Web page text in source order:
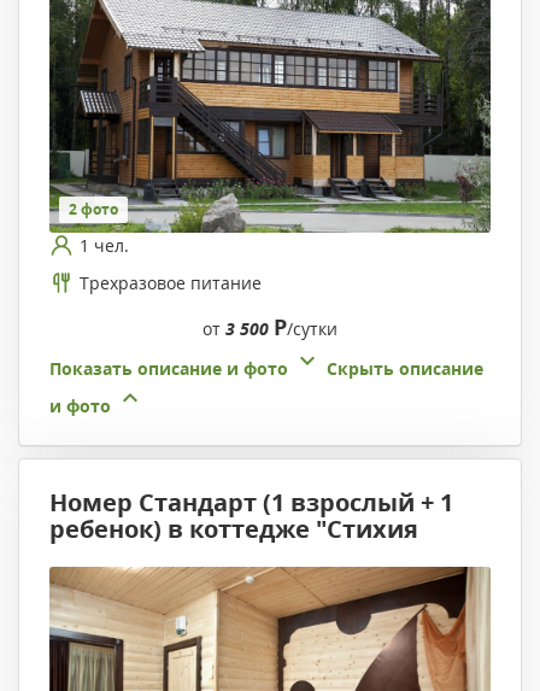
2 фото
1 чел.
Трехразовое питание
от 3 500 Р/сутки
Показать описание и фото
Скрыть описание
и фото
Номер Стандарт (1 взрослый + 1
ребенок) в коттедже "Стихия